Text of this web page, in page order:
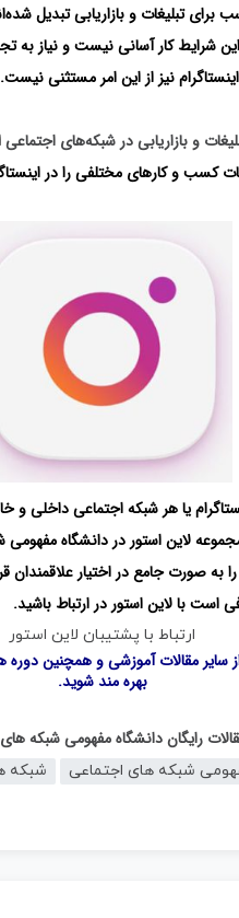
تبلیغات و بازاریابی تبدیل
شرایط کار آسانی نیست و نیاز به
نیز از این امر مستثنی نیست.
و بازاریابی در شبکه‌های اجتماعی
و کارهای مختلفی را در
یا هر شبکه اجتماعی
لاین استور در دانشگاه مفهومی
به صورت جامع در اختیار علاقمندان
است با لاین استور در ارتباط باشید.
ارتباط با پشتیبان لاین استور
سایر مقالات آموزشی و همچنین دوره
بهره مند شوید.
رایگان دانشگاه مفهومی شبکه
شبکه های اجتماعی شبکه